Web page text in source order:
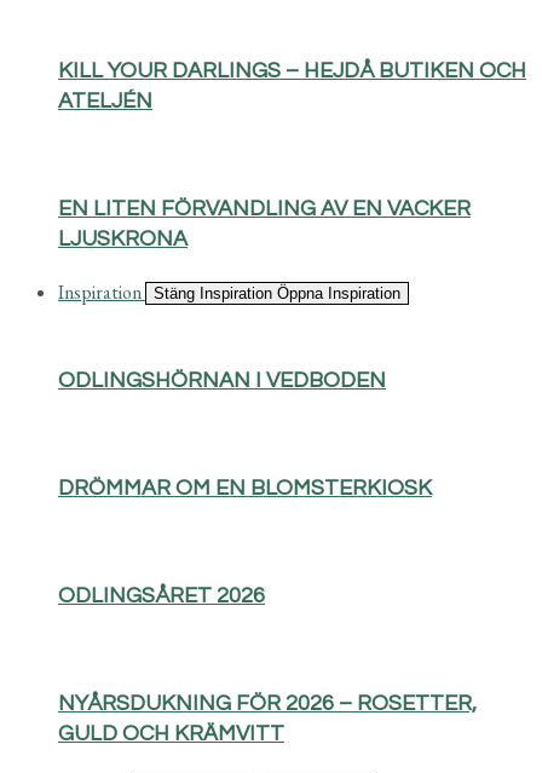
KILL YOUR DARLINGS – HEJDÅ BUTIKEN OCH
ATELJÉN
EN LITEN FÖRVANDLING AV EN VACKER
LJUSKRONA
Inspiration Stäng Inspiration Öppna Inspiration
ODLINGSHÖRNAN I VEDBODEN
DRÖMMAR OM EN BLOMSTERKIOSK
ODLINGSÅRET 2026
NYÅRSDUKNING FÖR 2026 – ROSETTER,
GULD OCH KRÄMVITT